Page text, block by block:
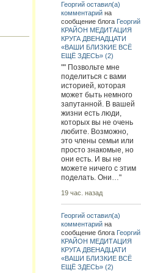
Георгий оставил(а)
комментарийна
сообщение блога Георгий
КРАЙОН МЕДИТАЦИЯ
КРУГА ДВЕНАДЦАТИ
«ВАШИ БЛИЗКИЕ ВСЁ
ЕЩЁ ЗДЕСЬ» (2)
"" Позвольте мне
поделиться с вами
историей, которая
может быть немного
запутанной. В вашей
жизни есть люди,
которых вы не очень
любите. Возможно,
это члены семьи или
просто знакомые, но
они есть. И вы не
можете ничего с этим
поделать. Они…"
19 час. назад
Георгий оставил(а)
комментарийна
сообщение блога Георгий
КРАЙОН МЕДИТАЦИЯ
КРУГА ДВЕНАДЦАТИ
«ВАШИ БЛИЗКИЕ ВСЁ
ЕЩЁ ЗДЕСЬ» (2)